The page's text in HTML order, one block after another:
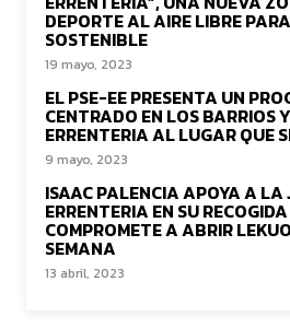
DEPORTE AL AIRE LIBRE
SOSTENIBLE
19 mayo, 2023
EL PSE-EE PRESENTA UN
CENTRADO EN LOS BARRIOS
ERRENTERIA AL LUGAR QUE
9 mayo, 2023
ISAAC PALENCIA APOYA A
ERRENTERIA EN SU
COMPROMETE A ABRIR
SEMANA
13 abril, 2023